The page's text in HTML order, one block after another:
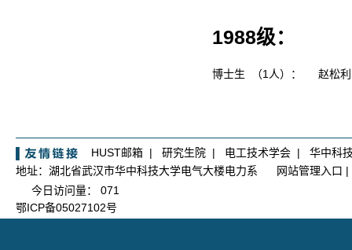
1988级：
博士生 （1人）： 赵松
HUST邮箱 | 研究生院 | 电工技术学会 | 华中科
地址：湖北省武汉市华中科技大学电气大楼电力系
网站管理入口 |
今日访问量： 071
鄂ICP备05027102号